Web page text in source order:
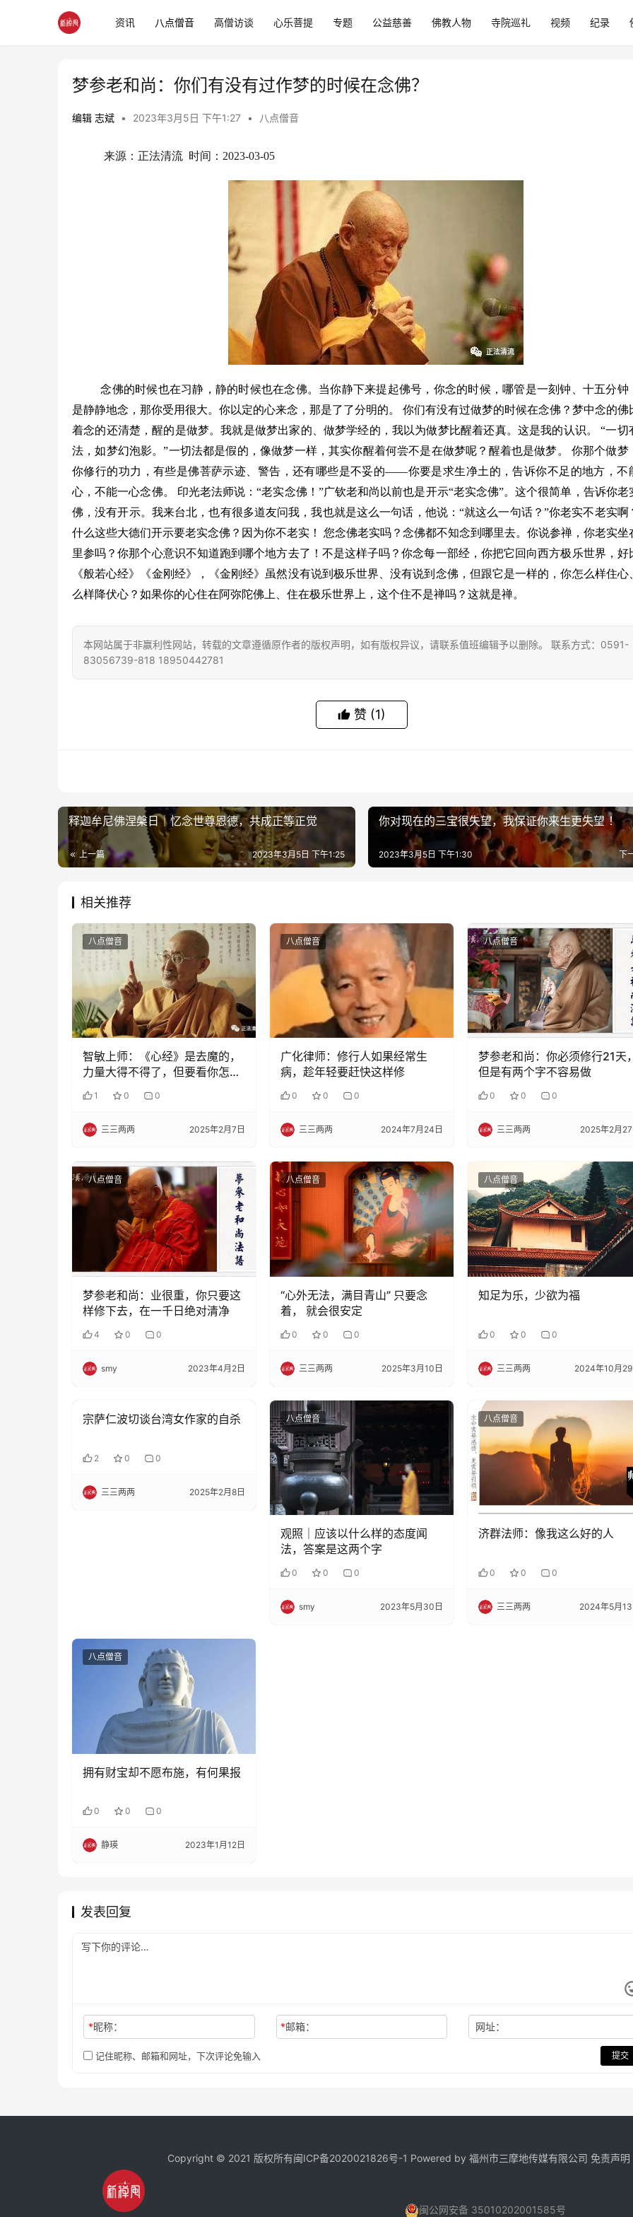
资讯 八点僧音 高僧访谈 心乐菩提 专题 公益慈善 佛教人物 寺院巡礼 视频 纪录
梦参老和尚：你们有没有过作梦的时候在念佛？
编辑 志斌 • 2023年3月5日 下午1:27 • 八点僧音
来源：正法清流  时间：2023-03-05
念佛的时候也在习静，静的时候也在念佛。当你静下来提起佛号，你念的时候，哪管是一刻钟、十五分钟
是静静地念，那你受用很大。你以定的心来念，那是了了分明的。
你们有没有过做梦的时候在念佛？梦中念的佛
着念的还清楚，醒的是做梦。我就是做梦出家的、做梦学经的，我以为做梦比醒着还真。这是我的认识。
“一切
法，如梦幻泡影。”一切法都是假的，像做梦一样，其实你醒着何尝不是在做梦呢？醒着也是做梦。
你那个做梦
你修行的功力，有些是佛菩萨示迹、警告，还有哪些是不妥的——你要是求生净土的，告诉你不足的地方，不
心，不能一心念佛。
印光老法师说：“老实念佛！”广钦老和尚以前也是开示“老实念佛”。这个很简单，告诉你老
佛，没有开示。我来台北，也有很多道友问我，我也就是这么一句话，他说：“就这么一句话？”你老实不老实啊
什么这些大德们开示要老实念佛？因为你不老实！
您念佛老实吗？念佛都不知念到哪里去。你说参禅，你老实坐
里参吗？你那个心意识不知道跑到哪个地方去了！不是这样子吗？你念每一部经，你把它回向西方极乐世界，好
《般若心经》《金刚经》，《金刚经》虽然没有说到极乐世界、没有说到念佛，但跟它是一样的，你怎么样住心
么样降伏心？如果你的心住在阿弥陀佛上、住在极乐世界上，这个住不是禅吗？这就是禅。
本网站属于非赢利性网站，转载的文章遵循原作者的版权声明，如有版权异议，请联系值班编辑予以删除。 联系方式：0591-
83056739-818 18950442781
赞 (1)
释迦牟尼佛涅槃日｜忆念世尊恩德，共成正等正觉
上一篇 2023年3月5日 下午1:25
你对现在的三宝很失望，我保证你来生更失望 ！
下
2023年3月5日 下午1:30
相关推荐
八点僧音
智敏上师：《心经》是去魔的，
力量大得不得了，但要看你怎么
念
1 0 0
三三两两 2025年2月7日
八点僧音
广化律师：修行人如果经常生
病，趁年轻要赶快这样修
0 0 0
三三两两 2024年7月24日
八点僧音
梦参老和尚：你必须修行21天
但是有两个字不容易做
0 0 0
三三两两 2025年2月
八点僧音
梦参老和尚：业很重，你只要这
样修下去，在一千日绝对清净
4 0 0
smy 2023年4月2日
八点僧音
“心外无法，满目青山” 只要念
着， 就会很安定
0 0 0
三三两两 2025年3月10日
八点僧音
知足为乐，少欲为福
0 0 0
三三两两 2024年10月
八点僧音
宗萨仁波切谈台湾女作家的自杀
2 0 0
三三两两 2025年2月8日
八点僧音
观照｜应该以什么样的态度闻
法，答案是这两个字
0 0 0
smy 2023年5月30日
八点僧音
济群法师：像我这么好的人
0 0 0
三三两两 2024年5月
八点僧音
拥有财宝却不愿布施，有何果报
0 0 0
静瑛 2023年1月12日
发表回复
*昵称： *邮箱： 网址：
记住昵称、邮箱和网址，下次评论免输入 提交
Copyright © 2021 版权所有闽ICP备2020021826号-1 Powered by 福州市三摩地传媒有限公司 免责声明
闽公网安备 35010202001585号